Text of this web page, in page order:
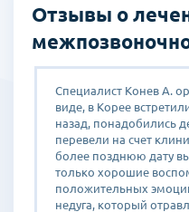
огромный опыт и зачастую
обучение врачи
перенять опыт в
Отзывы о
Специалист Конев А.
виде, в Корее
назад, понадобились
перевели на счет
более позднюю дату
только хорошие
положительных
недуга, который